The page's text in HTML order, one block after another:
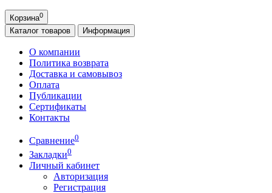
Корзина0
Каталог товаров Информация
О компании
Политика возврата
Доставка и самовывоз
Оплата
Публикации
Сертификаты
Контакты
Сравнение0
Закладки0
Личный кабинет
Авторизация
Регистрация